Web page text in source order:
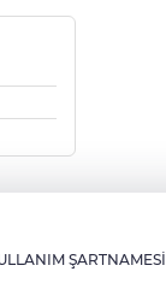
ŞARTNAMESİ